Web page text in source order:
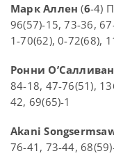
Марк Аллен (6-4)
96(57)-15, 73-36,
1-70(62), 0-72(68),
Ронни О’Салливан
84-18, 47-76(51),
42, 69(65)-1
Akani
76-41, 73-44,